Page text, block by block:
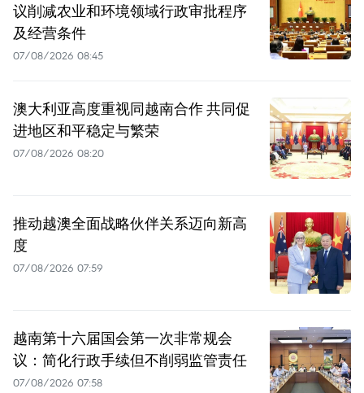
议削减农业和环境领域行政审批程序
及经营条件
07/08/2026 08:45
澳大利亚高度重视同越南合作 共同促
进地区和平稳定与繁荣
07/08/2026 08:20
推动越澳全面战略伙伴关系迈向新高
度
07/08/2026 07:59
越南第十六届国会第一次非常规会
议：简化行政手续但不削弱监管责任
07/08/2026 07:58